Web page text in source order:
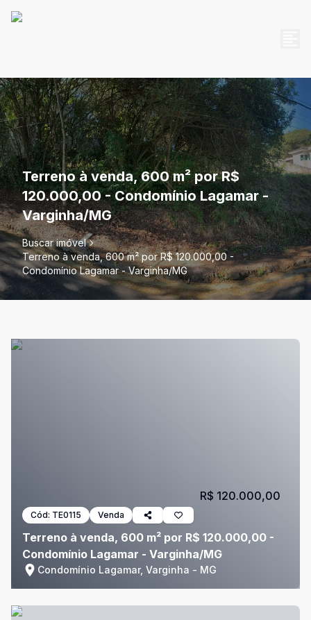
Terreno à venda, 600 m² por R$
120.000,00 - Condomínio Lagamar -
Varginha/MG
Buscar imóvel
Terreno à venda, 600 m² por R$ 120.000,00 -
Condomínio Lagamar - Varginha/MG
Cód: TE0115 Venda
Terreno à venda, 600 m² por R$ 120.000,00 -
Condomínio Lagamar - Varginha/MG
Condomínio Lagamar, Varginha - MG
R$ 120.000,00